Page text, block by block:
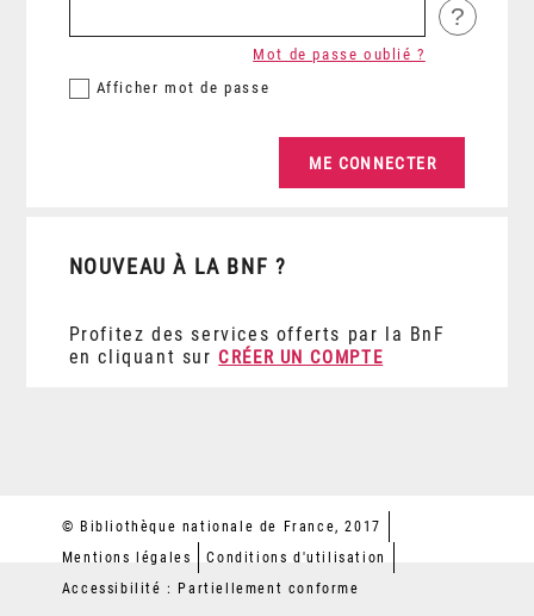
?
Afficher mot de passe
Mot de passe oublié ?
NOUVEAU À LA BNF ?
Profitez des services offerts par la BnF
en cliquant sur CRÉER UN COMPTE
© Bibliothèque nationale de France, 2017
Mentions légales
Conditions d'utilisation
Accessibilité : Partiellement conforme